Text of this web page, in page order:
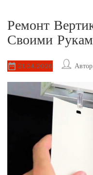
Ремонт
Своими
21.04.2026 Автор